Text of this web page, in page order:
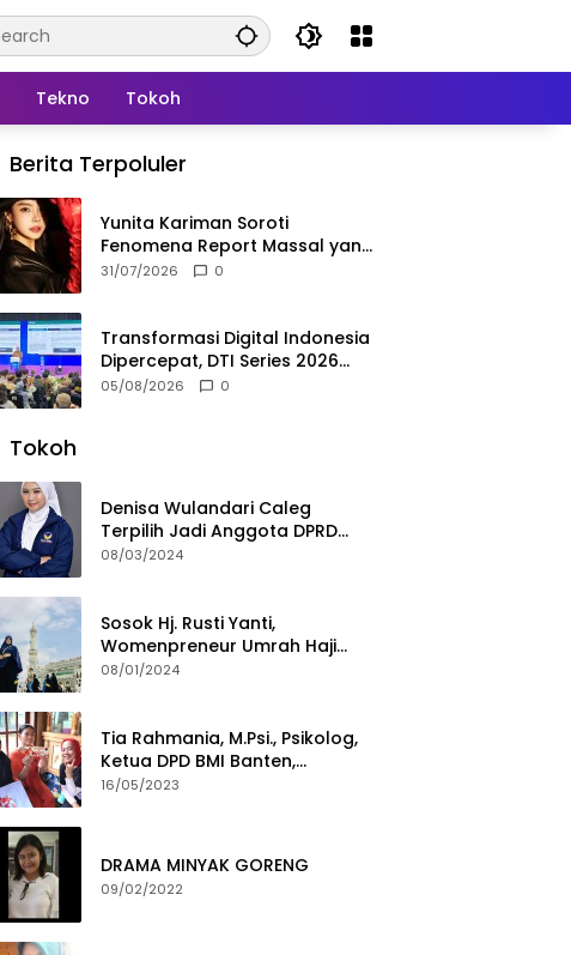
Tekno Tokoh
Berita Terpoluler
Yunita Kariman Soroti
Fenomena Report Massal yang
Mengintai Influencer, Ini
31/07/2026 0
Transformasi Digital Indonesia
Dipercepat, DTI Series 2026
Resmi Digelar di Jakarta
05/08/2026 0
Tokoh
Denisa Wulandari Caleg
Terpilih Jadi Anggota DPRD
Termuda Periode 2024-2029
08/03/2024
Sosok Hj. Rusti Yanti,
Womenpreneur Umrah Haji
Yang Gigih Syiarkan Baitullah
08/01/2024
Tia Rahmania, M.Psi., Psikolog,
Ketua DPD BMI Banten,
membawa Program Layanan
16/05/2023
DRAMA MINYAK GORENG
09/02/2022